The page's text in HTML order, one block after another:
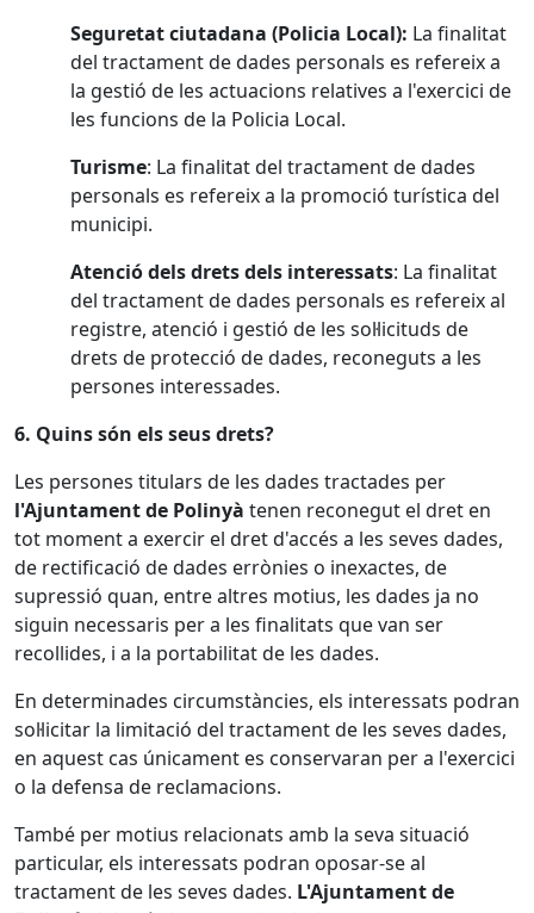
Seguretat ciutadana (Policia Local): La finalitat
del tractament de dades personals es refereix a
la gestió de les actuacions relatives a l'exercici de
les funcions de la Policia Local.
Turisme: La finalitat del tractament de dades
personals es refereix a la promoció turística del
municipi.
Atenció dels drets dels interessats: La finalitat
del tractament de dades personals es refereix al
registre, atenció i gestió de les sol·licituds de
drets de protecció de dades, reconeguts a les
persones interessades.
6. Quins són els seus drets?
Les persones titulars de les dades tractades per
l'Ajuntament de Polinyà tenen reconegut el dret en
tot moment a exercir el dret d'accés a les seves dades,
de rectificació de dades errònies o inexactes, de
supressió quan, entre altres motius, les dades ja no
siguin necessaris per a les finalitats que van ser
recollides, i a la portabilitat de les dades.
En determinades circumstàncies, els interessats podran
sol·licitar la limitació del tractament de les seves dades,
en aquest cas únicament es conservaran per a l'exercici
o la defensa de reclamacions.
També per motius relacionats amb la seva situació
particular, els interessats podran oposar-se al
tractament de les seves dades. L'Ajuntament de